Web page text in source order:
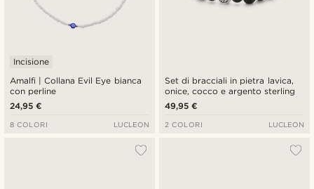
Amalfi | Collana Evil Eye bianca
con perline
Incisione
24,95 €
8 COLORI LUCLEON
Set di bracciali in pietra lavica,
onice, cocco e argento sterling
49,95 €
2 COLORI LUCLEON